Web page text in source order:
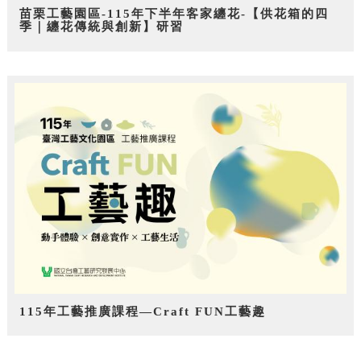
苗栗工藝園區-115年下半年客家纏花-【供花箱的四
季｜纏花傳統與創新】研習
115年工藝推廣課程—Craft FUN工藝趣